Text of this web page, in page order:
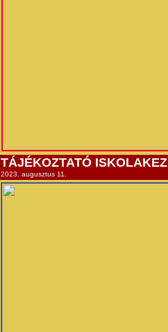
TÁJÉKOZTATÓ
2023. augusztus 11.